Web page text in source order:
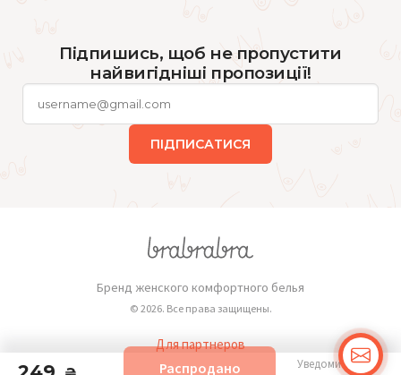
Распродано
Уведомить о
Підпишись, щоб не пропустити
найвигідніші пропозиції!
ПІДПИСАТИСЯ
Бренд женского комфортного белья
© 2026. Все права защищены.
Для партнеров
Публичная оферта